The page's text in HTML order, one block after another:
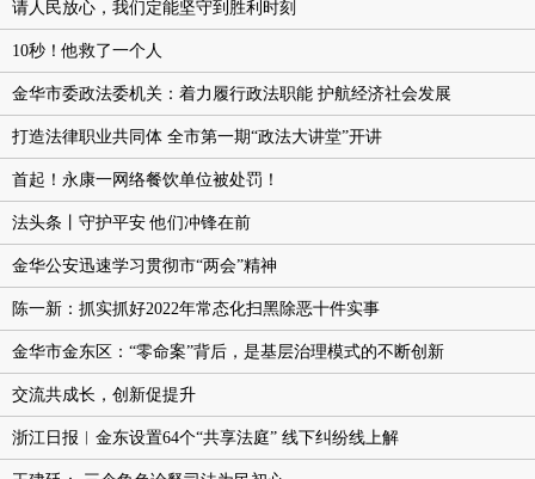
请人民放心，我们定能坚守到胜利时刻
10秒！他救了一个人
金华市委政法委机关：着力履行政法职能 护航经济社会发展
打造法律职业共同体 全市第一期“政法大讲堂”开讲
首起！永康一网络餐饮单位被处罚！
法头条丨守护平安 他们冲锋在前
金华公安迅速学习贯彻市“两会”精神
陈一新：抓实抓好2022年常态化扫黑除恶十件实事
金华市金东区：“零命案”背后，是基层治理模式的不断创新
交流共成长，创新促提升
浙江日报︱金东设置64个“共享法庭” 线下纠纷线上解